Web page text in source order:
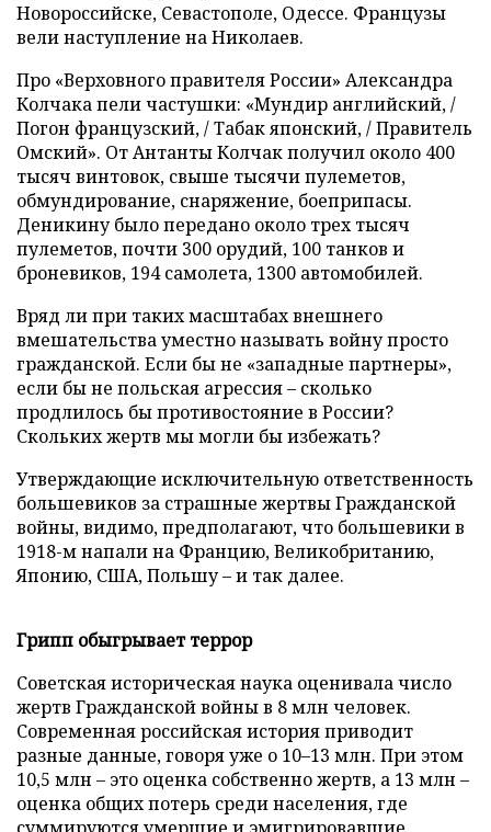
Новороссийске, Севастополе, Одессе. Французы
вели наступление на Николаев.
Про «Верховного правителя России» Александра
Колчака пели частушки: «Мундир английский, /
Погон французский, / Табак японский, / Правитель
Омский». От Антанты Колчак получил около 400
тысяч винтовок, свыше тысячи пулеметов,
обмундирование, снаряжение, боеприпасы.
Деникину было передано около трех тысяч
пулеметов, почти 300 орудий, 100 танков и
броневиков, 194 самолета, 1300 автомобилей.
Вряд ли при таких масштабах внешнего
вмешательства уместно называть войну просто
гражданской. Если бы не «западные партнеры»,
если бы не польская агрессия – сколько
продлилось бы противостояние в России?
Скольких жертв мы могли бы избежать?
Утверждающие исключительную ответственность
большевиков за страшные жертвы Гражданской
войны, видимо, предполагают, что большевики в
1918-м напали на Францию, Великобританию,
Японию, США, Польшу – и так далее.
Грипп обыгрывает террор
Советская историческая наука оценивала число
жертв Гражданской войны в 8 млн человек.
Современная российская история приводит
разные данные, говоря уже о 10–13 млн. При этом
10,5 млн – это оценка собственно жертв, а 13 млн –
оценка общих потерь среди населения, где